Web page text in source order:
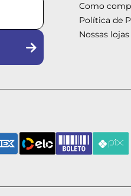
Como
Política de
Nossas lojas